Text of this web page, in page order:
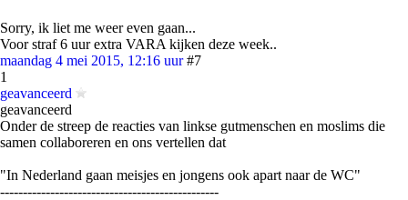
Sorry, ik liet me weer even gaan...
Voor straf 6 uur extra VARA kijken deze week..
maandag 4 mei 2015, 12:16 uur #7
1
geavanceerd
geavanceerd
Onder de streep de reacties van linkse gutmenschen en moslims die
samen collaboreren en ons vertellen dat
"In Nederland gaan meisjes en jongens ook apart naar de WC"
------------------------------------------------